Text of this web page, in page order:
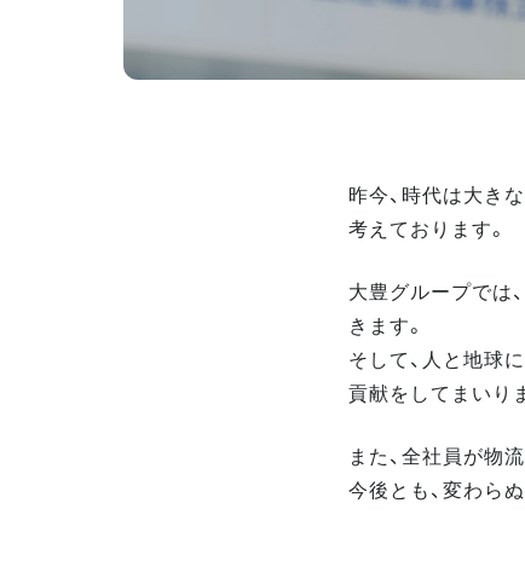
昨今、時代は大き
考えております。
大豊グループでは
きます。
そして、人と地球
貢献をしてまいり
また、全社員が物
今後とも、変わら